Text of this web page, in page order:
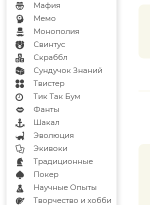
Мафия
Мемо
Монополия
Свинтус
Скраббл
Сундучок Знаний
Твистер
Тик Так Бум
Фанты
Шакал
Эволюция
Экивоки
Традиционные
Покер
Научные Опыты
Творчество и хобби